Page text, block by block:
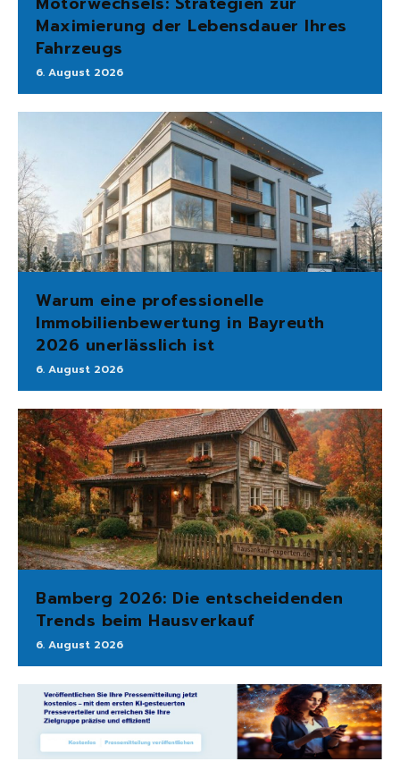
Maximierung der Lebensdauer Ihres
Fahrzeugs
6. August 2026
Warum eine professionelle
Immobilienbewertung in Bayreuth
2026 unerlässlich ist
6. August 2026
Bamberg 2026: Die entscheidenden
Trends beim Hausverkauf
6. August 2026